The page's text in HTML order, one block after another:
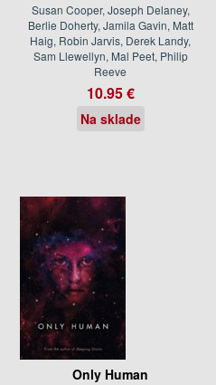
Susan Cooper, Joseph Delaney,
Berlie Doherty, Jamila Gavin, Matt
Haig, Robin Jarvis, Derek Landy,
Sam Llewellyn, Mal Peet, Philip
Reeve
10.95 €
Na sklade
Only Human